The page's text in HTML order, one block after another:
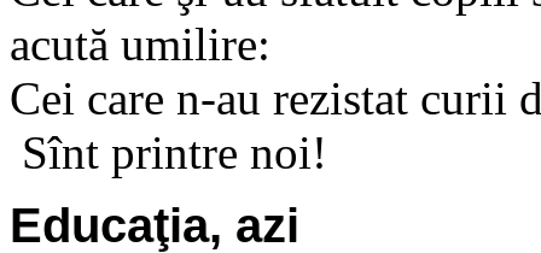
acută umilire:
Cei care n-au rezistat curii
Sînt printre noi!
Educaţia, azi